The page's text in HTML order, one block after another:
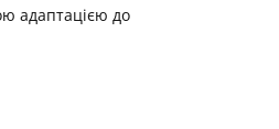
адаптацією до